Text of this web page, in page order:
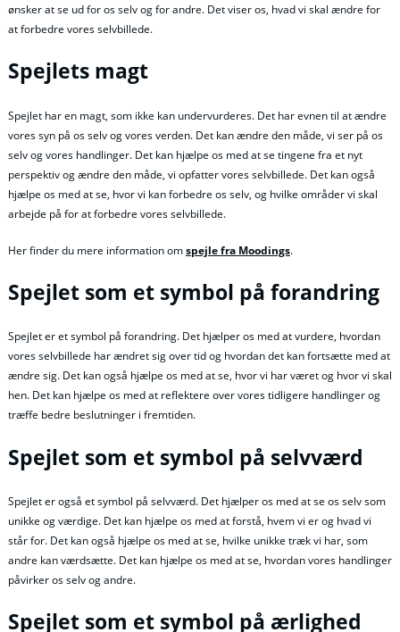
ønsker at se ud for os selv og for andre. Det viser os, hvad vi skal ændre for
at forbedre vores selvbillede.
Spejlets magt
Spejlet har en magt, som ikke kan undervurderes. Det har evnen til at ændre
vores syn på os selv og vores verden. Det kan ændre den måde, vi ser på os
selv og vores handlinger. Det kan hjælpe os med at se tingene fra et nyt
perspektiv og ændre den måde, vi opfatter vores selvbillede. Det kan også
hjælpe os med at se, hvor vi kan forbedre os selv, og hvilke områder vi skal
arbejde på for at forbedre vores selvbillede.
Her finder du mere information omspejle fra Moodings.
Spejlet som et symbol på forandring
Spejlet er et symbol på forandring. Det hjælper os med at vurdere, hvordan
vores selvbillede har ændret sig over tid og hvordan det kan fortsætte med at
ændre sig. Det kan også hjælpe os med at se, hvor vi har været og hvor vi skal
hen. Det kan hjælpe os med at reflektere over vores tidligere handlinger og
træffe bedre beslutninger i fremtiden.
Spejlet som et symbol på selvværd
Spejlet er også et symbol på selvværd. Det hjælper os med at se os selv som
unikke og værdige. Det kan hjælpe os med at forstå, hvem vi er og hvad vi
står for. Det kan også hjælpe os med at se, hvilke unikke træk vi har, som
andre kan værdsætte. Det kan hjælpe os med at se, hvordan vores handlinger
påvirker os selv og andre.
Spejlet som et symbol på ærlighed